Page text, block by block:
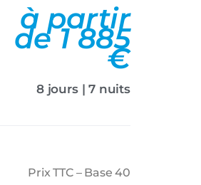
à partir
de 1 885
€
8 jours | 7 nuits
Prix TTC – Base 40